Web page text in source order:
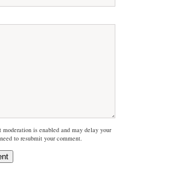
moderation is enabled and may delay your
to resubmit your comment.